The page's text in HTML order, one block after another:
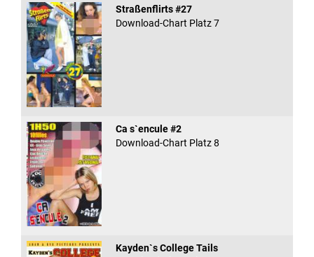
Straßenflirts #27
Download-Chart Platz 7
Ca s`encule #2
Download-Chart Platz 8
Kayden`s College Tails